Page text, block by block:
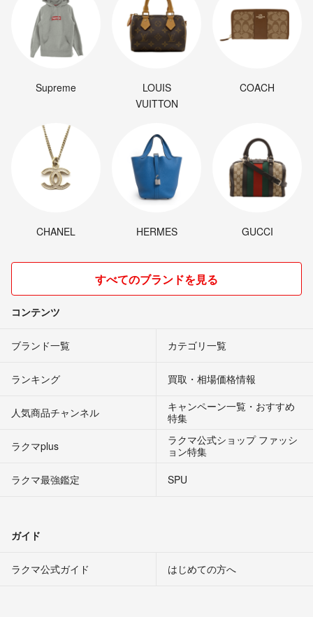
Supreme
LOUIS
VUITTON
COACH
CHANEL HERMES GUCCI
すべてのブランドを見る
コンテンツ
ブランド一覧 カテゴリ一覧
ランキング 買取・相場価格情報
人気商品チャンネル
キャンペーン一覧・おすすめ
特集
ラクマplus
ラクマ公式ショップ ファッシ
ョン特集
ラクマ最強鑑定
SPU
ガイド
ラクマ公式ガイド はじめての方へ